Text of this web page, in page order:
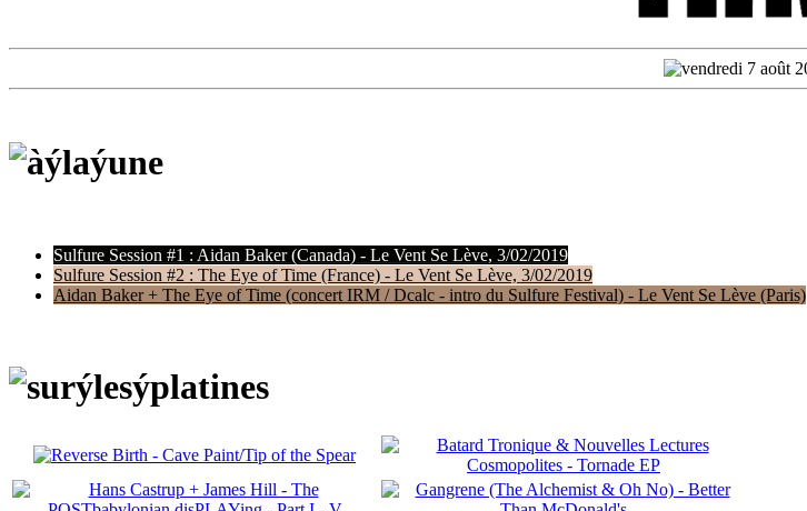
Sulfure Session #1 : Aidan Baker (Canada) - Le Vent Se Lève, 3/02/2019
Sulfure Session #2 : The Eye of Time (France) - Le Vent Se Lève, 3/02/2019
Aidan Baker + The Eye of Time (concert IRM / Dcalc - intro du Sulfure Festival) - Le Vent Se Lève (Paris)